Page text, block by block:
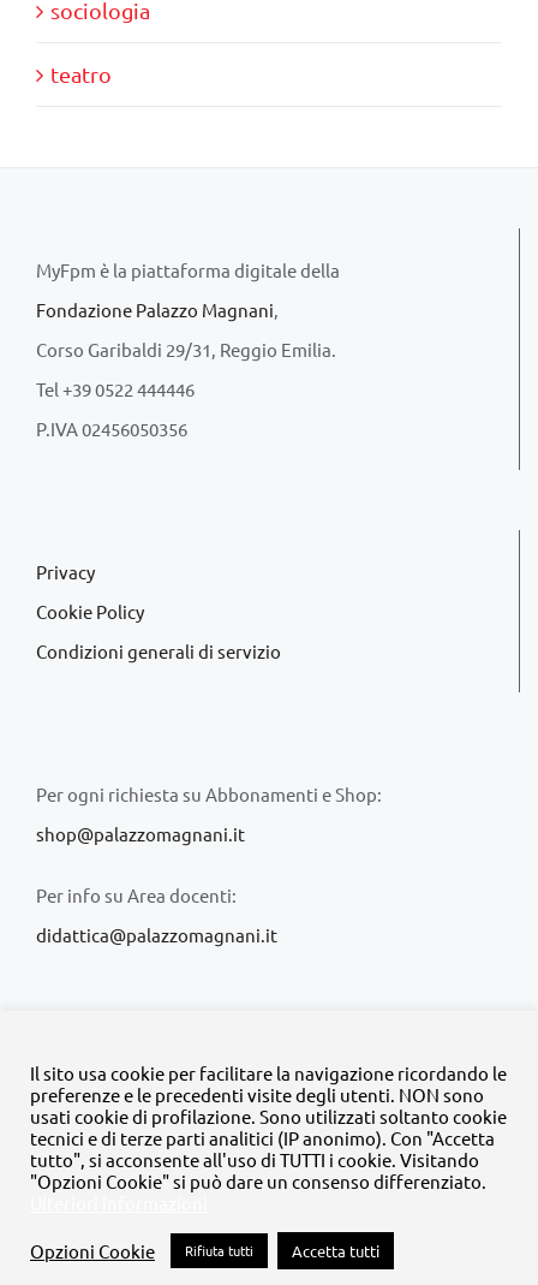
sociologia
teatro
MyFpm è la piattaforma digitale della
Fondazione Palazzo Magnani,
Corso Garibaldi 29/31, Reggio Emilia.
Tel +39 0522 444446
P.IVA 02456050356
Privacy
Cookie Policy
Condizioni generali di servizio
Per ogni richiesta su Abbonamenti e Shop:
shop@palazzomagnani.it
Per info su Area docenti:
didattica@palazzomagnani.it
© Copyright 2020 -2026 | Tutti i diritti riservati | MyFpm è un
progetto dellaFondazione Palazzo Magnani
FacebookInstagram
TwitterLinkedInYouTube
Il sito usa cookie per facilitare la navigazione ricordando le
preferenze e le precedenti visite degli utenti. NON sono
usati cookie di profilazione. Sono utilizzati soltanto cookie
tecnici e di terze parti analitici (IP anonimo). Con "Accetta
tutto", si acconsente all'uso di TUTTI i cookie. Visitando
"Opzioni Cookie" si può dare un consenso differenziato.
Opzioni Cookie Rifiuta tutti Accetta tutti